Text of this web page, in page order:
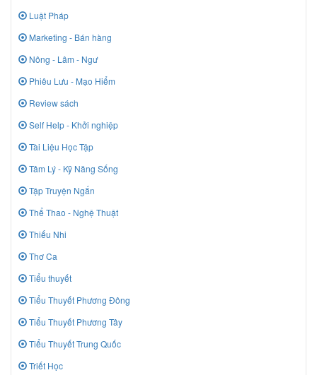
Luật Pháp
Marketing - Bán hàng
Nông - Lâm - Ngư
Phiêu Lưu - Mạo Hiểm
Review sách
Self Help - Khởi nghiệp
Tài Liệu Học Tập
Tâm Lý - Kỹ Năng Sống
Tập Truyện Ngắn
Thể Thao - Nghệ Thuật
Thiếu Nhi
Thơ Ca
Tiểu thuyết
Tiểu Thuyết Phương Đông
Tiểu Thuyết Phương Tây
Tiểu Thuyết Trung Quốc
Triết Học